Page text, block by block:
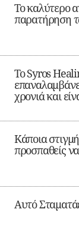
Το καλύτερο
παρατήρηση
Το Syros
χρονιά και
Κάποια
προσπαθείς
Αυτό